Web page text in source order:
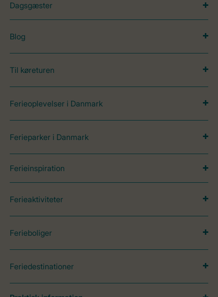
Dagsgæster
Blog
Til køreturen
Ferieoplevelser i Danmark
Ferieparker i Danmark
Ferieinspiration
Ferieaktiviteter
Ferieboliger
Feriedestinationer